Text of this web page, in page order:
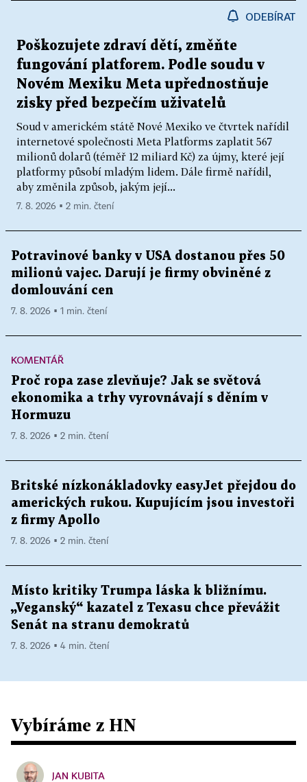
ODEBÍRAT
Poškozujete zdraví dětí, změňte
fungování platforem. Podle soudu v
Novém Mexiku Meta upřednostňuje
zisky před bezpečím uživatelů
Soud v americkém státě Nové Mexiko ve čtvrtek nařídil
internetové společnosti Meta Platforms zaplatit 567
milionů dolarů (téměř 12 miliard Kč) za újmy, které její
platformy působí mladým lidem. Dále firmě nařídil,
aby změnila způsob, jakým její...
7. 8. 2026 ▪ 2 min. čtení
Potravinové banky v USA dostanou přes 50
milionů vajec. Darují je firmy obviněné z
domlouvání cen
7. 8. 2026 ▪ 1 min. čtení
KOMENTÁŘ
Proč ropa zase zlevňuje? Jak se světová
ekonomika a trhy vyrovnávají s děním v
Hormuzu
7. 8. 2026 ▪ 2 min. čtení
Britské nízkonákladovky easyJet přejdou do
amerických rukou. Kupujícím jsou investoři
z firmy Apollo
7. 8. 2026 ▪ 2 min. čtení
Místo kritiky Trumpa láska k bližnímu.
„Veganský“ kazatel z Texasu chce převážit
Senát na stranu demokratů
7. 8. 2026 ▪ 4 min. čtení
Vybíráme z HN
JAN KUBITA